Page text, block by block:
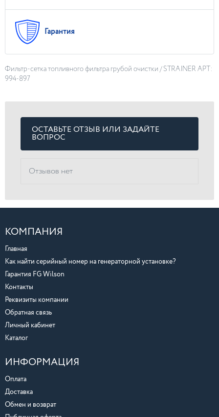
Гарантия
Фильтр-сетка топливного фильтра грубой очистки / STRAINER АРТ:
994-897
ОСТАВЬТЕ ОТЗЫВ ИЛИ ЗАДАЙТЕ
ВОПРОС
Отзывов нет
КОМПАНИЯ
Главная
Как найти серийный номер на генераторной установке?
Гарантия FG Wilson
Контакты
Реквизиты компании
Обратная связь
Личный кабинет
Каталог
ИНФОРМАЦИЯ
Оплата
Доставка
Обмен и возврат